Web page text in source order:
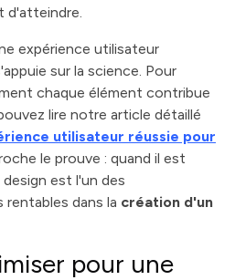
d'atteindre.
expérience utilisateur
sur la science. Pour
chaque élément contribue
lire notre article détaillé
utilisateur réussie pour
le prouve : quand il est
est l'un des
dans la création d'un
pour une